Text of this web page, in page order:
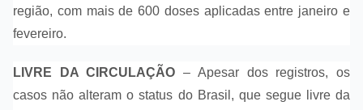
região, com mais de 600 doses aplicadas entre janeiro e
fevereiro.
LIVRE DA CIRCULAÇÃO –Apesar dos registros, os
casos não alteram o status do Brasil, que segue livre da